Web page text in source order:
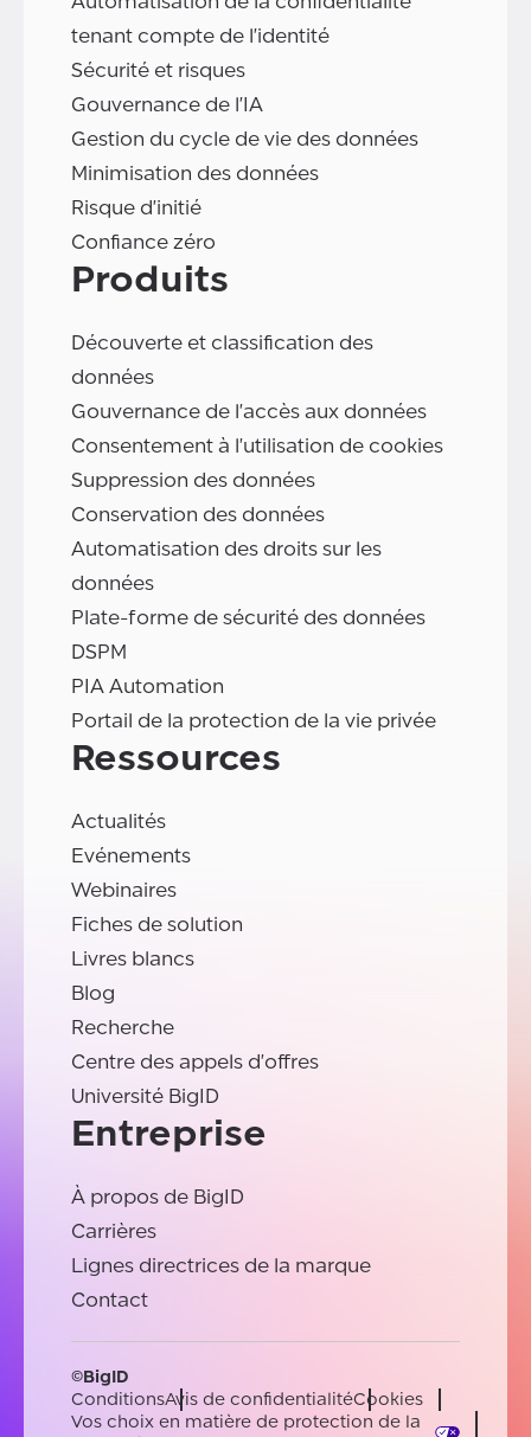
tenant compte de l'identité
Sécurité et risques
Gouvernance de l'IA
Gestion du cycle de vie des données
Minimisation des données
Risque d'initié
Confiance zéro
Produits
Découverte et classification des
données
Gouvernance de l'accès aux données
Consentement à l'utilisation de cookies
Suppression des données
Conservation des données
Automatisation des droits sur les
données
Plate-forme de sécurité des données
DSPM
PIA Automation
Portail de la protection de la vie privée
Ressources
Actualités
Evénements
Webinaires
Fiches de solution
Livres blancs
Blog
Recherche
Centre des appels d'offres
Université BigID
Entreprise
À propos de BigID
Carrières
Lignes directrices de la marque
Contact
©BigID
ConditionsAvis de confidentialitéCookies
Vos choix en matière de protection de la